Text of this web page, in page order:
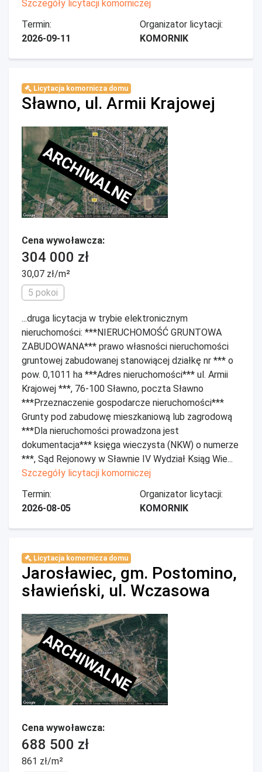
Szczegóły licytacji komorniczej
Termin:
2026-09-11
Organizator licytacji:
KOMORNIK
Licytacja komornicza domu
Sławno, ul. Armii Krajowej
ARCHIWALNE
Cena wywoławcza:
304 000 zł
30,07 zł/m²
5 pokoi
...druga licytacja w trybie elektronicznym
nieruchomości: ***NIERUCHOMOŚĆ GRUNTOWA
ZABUDOWANA*** prawo własności nieruchomości
gruntowej zabudowanej stanowiącej działkę nr *** o
pow. 0,1011 ha ***Adres nieruchomości*** ul. Armii
Krajowej ***, 76-100 Sławno, poczta Sławno
***Przeznaczenie gospodarcze nieruchomości***
Grunty pod zabudowę mieszkaniową lub zagrodową
***Dla nieruchomości prowadzona jest
dokumentacja*** księga wieczysta (NKW) o numerze
***, Sąd Rejonowy w Sławnie IV Wydział Ksiąg Wie...
Szczegóły licytacji komorniczej
Termin:
2026-08-05
Organizator licytacji:
KOMORNIK
Licytacja komornicza domu
Jarosławiec, gm. Postomino,
sławieński, ul. Wczasowa
ARCHIWALNE
Cena wywoławcza:
688 500 zł
861 zł/m²